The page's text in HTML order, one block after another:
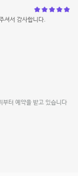
셔서 감사합니다.
부터 예약을 받고 있습니다